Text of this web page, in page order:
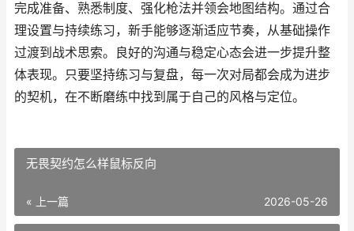
完成准备、熟悉制度、强化枪法并领会地图结构。通过合
理设置与持续练习，新手能够逐渐适应节奏，从基础操作
过渡到战术思索。良好的沟通与稳定心态会进一步提升整
体表现。只要坚持练习与复盘，每一次对局都会成为进步
的契机，在不断磨练中找到属于自己的风格与定位。
无畏契约怎么样鼠标反向
« 上一篇 2026-05-26